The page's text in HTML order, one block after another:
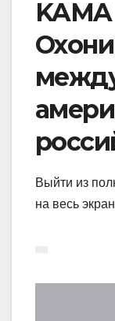
Выйти из
на весь экран